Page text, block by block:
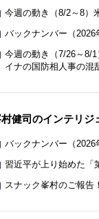
今週の動き（8/2～8）
バックナンバー（2026
今週の動き（7/26～8/
イナの国防相人事の混
健司のインテリジ
バックナンバー（2026
習近平が上り始めた「
スナック峯村のご報告！